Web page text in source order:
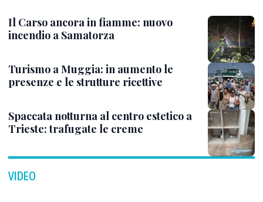
Il Carso ancora in fiamme: nuovo
incendio a Samatorza
Turismo a Muggia: in aumento le
presenze e le strutture ricettive
Spaccata notturna al centro estetico a
Trieste: trafugate le creme
VIDEO